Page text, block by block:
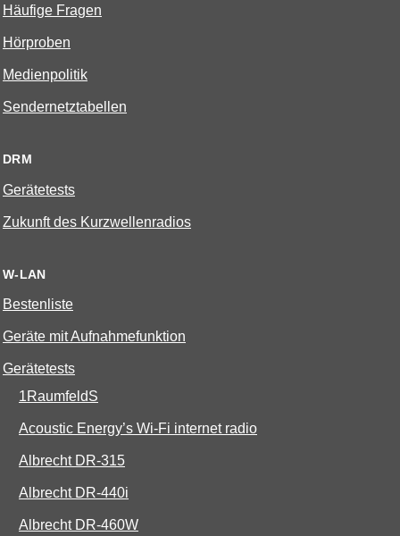
Häufige Fragen
Hörproben
Medienpolitik
Sendernetztabellen
DRM
Gerätetests
Zukunft des Kurzwellenradios
W-LAN
Bestenliste
Geräte mit Aufnahmefunktion
Gerätetests
1RaumfeldS
Acoustic Energy’s Wi-Fi internet radio
Albrecht DR-315
Albrecht DR-440i
Albrecht DR-460W